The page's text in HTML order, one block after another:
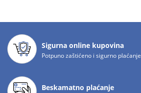
Sigurna online kupovina
Potpuno zaštićeno i sigurno plaćanje
Beskamatno plaćanje